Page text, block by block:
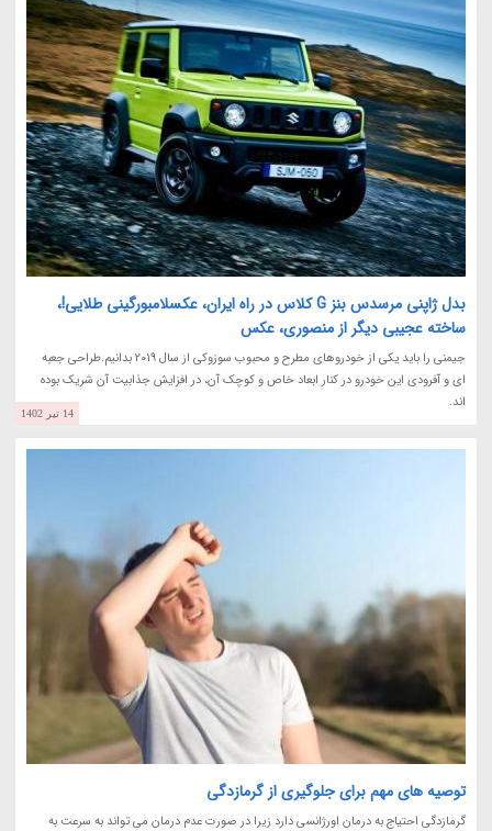
بدل ژاپنی مرسدس بنز G کلاس در راه ایران، عکسلامبورگینی طلایی!،
ساخته عجیبی دیگر از منصوری، عکس
جیمنی را باید یکی از خودروهای مطرح و محبوب سوزوکی از سال 2019 بدانیم.طراحی جعبه
ای و آفرودی این خودرو در کنار ابعاد خاص و کوچک آن، در افزایش جذابیت آن شریک بوده
اند.
14 تیر 1402
توصیه های مهم برای جلوگیری از گرمازدگی
گرمازدگی احتیاج به درمان اورژانسی دارد زیرا در صورت عدم درمان می تواند به سرعت به